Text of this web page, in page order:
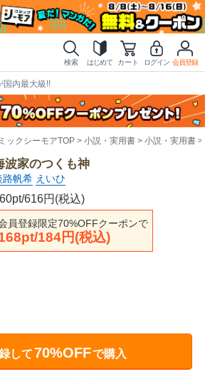
検索 はじめて カート ログイン 会員登録
国内最大級!!
ックシーモアTOP 小説・実用書 小説・実用書
波家のつくも神
路帆希 えいひ
616円(税込)
員登録限定70%OFFクーポンで
184円(税込)
して70%OFFで購入